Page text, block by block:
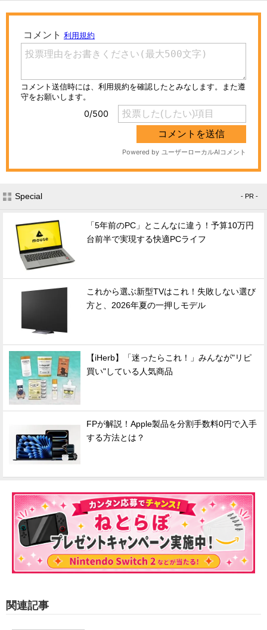
Special - PR -
「5年前のPC」とこんなに違う！予算10万円
台前半で実現する快適PCライフ
これから選ぶ新型TVはこれ！失敗しない選び
方と、2026年夏の一押しモデル
【iHerb】「迷ったらこれ！」みんなが"リピ
買い"している人気商品
FPが解説！Apple製品を分割手数料0円で入手
する方法とは？
関連記事